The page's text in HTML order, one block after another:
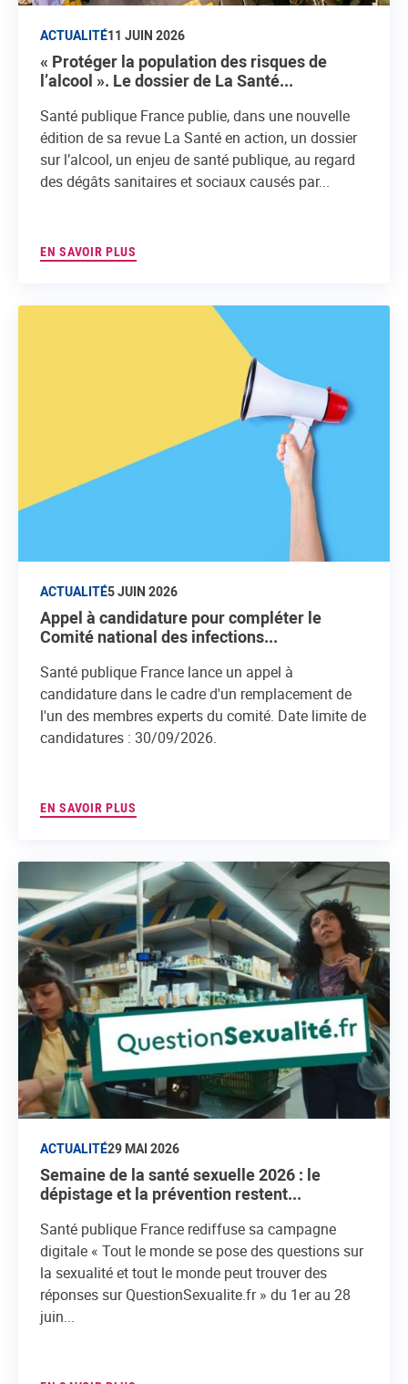
ACTUALITÉ11 JUIN 2026
« Protéger la population des risques de
l’alcool ». Le dossier de La Santé...
Santé publique France publie, dans une nouvelle
édition de sa revue La Santé en action, un dossier
sur l’alcool, un enjeu de santé publique, au regard
des dégâts sanitaires et sociaux causés par...
EN SAVOIR PLUS
ACTUALITÉ5 JUIN 2026
Appel à candidature pour compléter le
Comité national des infections...
Santé publique France lance un appel à
candidature dans le cadre d'un remplacement de
l'un des membres experts du comité. Date limite de
candidatures : 30/09/2026.
EN SAVOIR PLUS
ACTUALITÉ29 MAI 2026
Semaine de la santé sexuelle 2026 : le
dépistage et la prévention restent...
Santé publique France rediffuse sa campagne
digitale « Tout le monde se pose des questions sur
la sexualité et tout le monde peut trouver des
réponses sur QuestionSexualite.fr » du 1er au 28
juin...